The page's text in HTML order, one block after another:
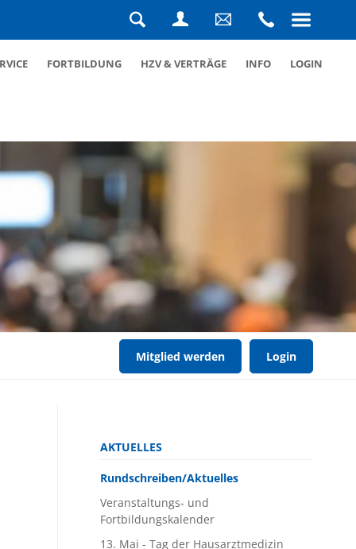
Navigation
überspringen
Sie
Sie
FORTBILDUNG HZV & VERTRÄGE INFO LOGIN
Login
Mitglied werden
Navigation
AKTUELLES
Rundschreiben/Aktuelles
Veranstaltungs- und
Fortbildungskalender
13. Mai - Tag der Hausarztmedizin